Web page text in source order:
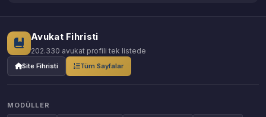
Avukat Fihristi
202.330 avukat profili tek listede
Site Fihristi Tüm Sayfalar
MODÜLLER